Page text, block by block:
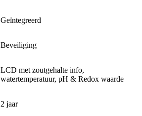
Geïntegreerd
Beveiliging
LCD met zoutgehalte info,
watertemperatuur, pH & Redox waarde
2 jaar